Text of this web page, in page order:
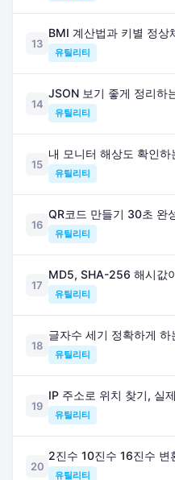
13
BMI 계산법과 키별 정상
유틸리티
14
JSON 보기 좋게 정리하
유틸리티
15
내 모니터 해상도 확인하
유틸리티
16
QR코드 만들기 30초 완
유틸리티
17
MD5, SHA-256 해시값
유틸리티
18
글자수 세기 정확하게 하
유틸리티
19
IP 주소로 위치 찾기, 실
유틸리티
20
2진수 10진수 16진수 변
유틸리티